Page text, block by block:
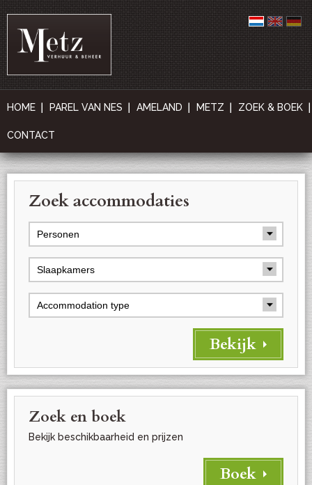
HOME PAREL VAN NES AMELAND METZ ZOEK & BOEK
CONTACT
Zoek accommodaties
Zoek en boek
Bekijk beschikbaarheid en prijzen
Boek